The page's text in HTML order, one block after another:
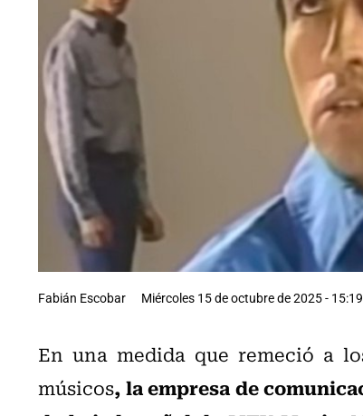
Fabián Escobar Miércoles 15 de octubre de 2025 - 15:19
En una medida que remeció a
músicos, la empresa de